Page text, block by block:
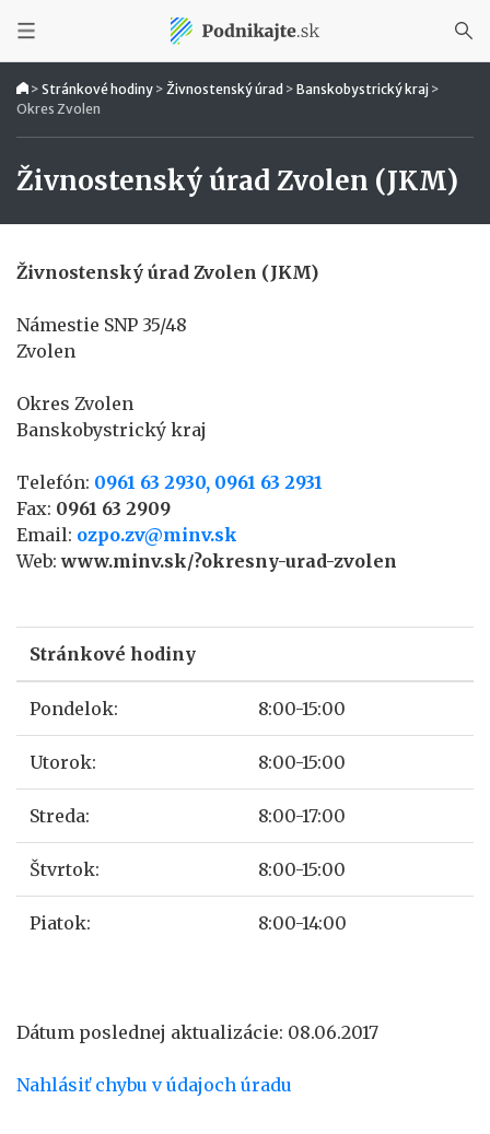
> Stránkové hodiny > Živnostenský úrad > Banskobystrický kraj >
Okres Zvolen
Živnostenský úrad Zvolen (JKM)
Živnostenský úrad Zvolen (JKM)
Námestie SNP 35/48
Zvolen
Okres Zvolen
Banskobystrický kraj
Telefón: 0961 63 2930, 0961 63 2931
Fax: 0961 63 2909
Email: ozpo.zv@minv.sk
Web:www.minv.sk/?okresny-urad-zvolen
Stránkové hodiny
Pondelok: 8:00-15:00
Utorok: 8:00-15:00
Streda: 8:00-17:00
Štvrtok: 8:00-15:00
Piatok: 8:00-14:00
Dátum poslednej aktualizácie: 08.06.2017
Nahlásiť chybu v údajoch úradu